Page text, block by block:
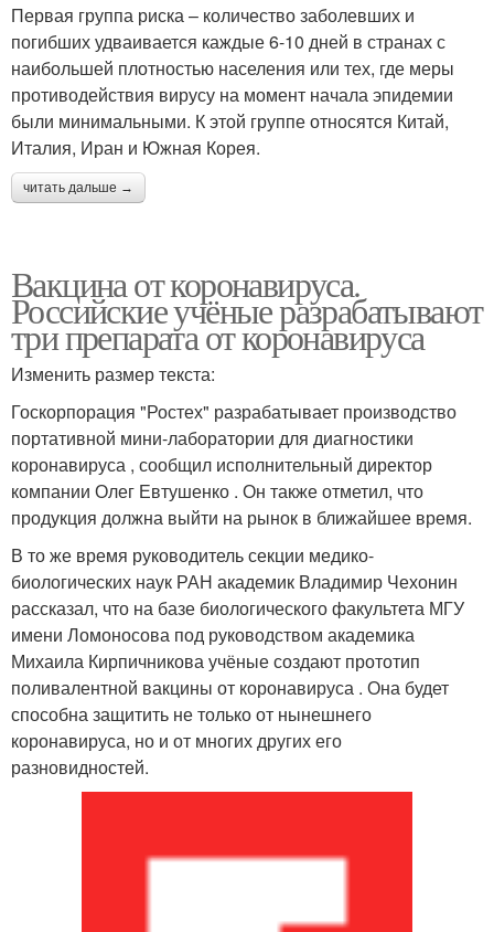
Первая группа риска – количество заболевших и
погибших удваивается каждые 6-10 дней в странах с
наибольшей плотностью населения или тех, где меры
противодействия вирусу на момент начала эпидемии
были минимальными. К этой группе относятся Китай,
Италия, Иран и Южная Корея.
читать дальше →
Вакцина от коронавируса.
Российские учёные разрабатывают
три препарата от коронавируса
Изменить размер текста:
Госкорпорация "Ростех" разрабатывает производство
портативной мини-лаборатории для диагностики
коронавируса , сообщил исполнительный директор
компании Олег Евтушенко . Он также отметил, что
продукция должна выйти на рынок в ближайшее время.
В то же время руководитель секции медико-
биологических наук РАН академик Владимир Чехонин
рассказал, что на базе биологического факультета МГУ
имени Ломоносова под руководством академика
Михаила Кирпичникова учёные создают прототип
поливалентной вакцины от коронавируса . Она будет
способна защитить не только от нынешнего
коронавируса, но и от многих других его
разновидностей.